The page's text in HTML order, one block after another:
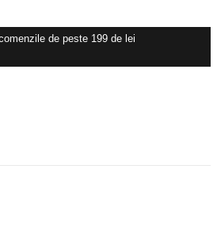
de peste 199 de lei